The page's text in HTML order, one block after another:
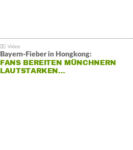
Bayern-Fieber in Hongkong:
FANS BEREITEN MÜNCHNERN
LAUTSTARKEN…